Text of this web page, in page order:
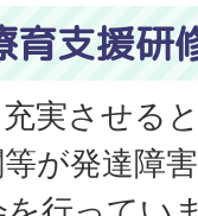
育支援研
実させる
が発達障